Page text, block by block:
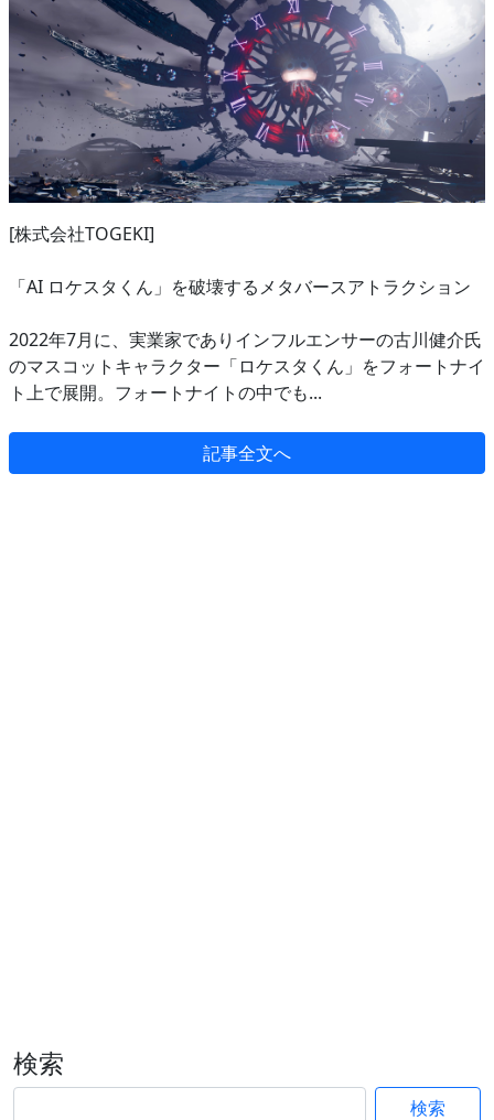
[株式会社TOGEKI]
「AI ロケスタくん」を破壊するメタバースアトラクション
2022年7月に、実業家でありインフルエンサーの古川健介氏
のマスコットキャラクター「ロケスタくん」をフォートナイ
ト上で展開。フォートナイトの中でも...
記事全文へ
検索
検索